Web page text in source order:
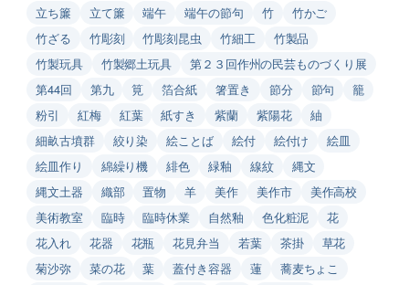
立ち簾
立て簾 端午 端午の節句 竹
竹かご
竹ざる
竹彫刻 竹彫刻昆虫 竹細工
竹製品
竹製玩具
竹製郷土玩具
第２３回作州の民芸ものづくり展
第44回
第九 筧 箔合紙 箸置き 節分 節句
籠
粉引
紅梅 紅葉 紙すき 紫蘭 紫陽花
紬
細畝古墳群
絞り染 絵ことば 絵付 絵付け
絵皿
絵皿作り
綿繰り機 緋色 緑釉 線紋
縄文
縄文土器
織部 置物 羊 美作 美作市
美作高校
美術教室
臨時 臨時休業 自然釉 色化粧泥
花
花入れ
花器 花瓶 花見弁当 若葉 茶掛
草花
菊沙弥
菜の花 葉 蓋付き容器 蓮
蕎麦ちょこ